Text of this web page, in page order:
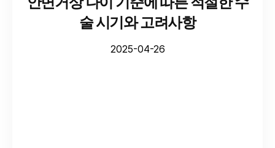
술 시기와 고려사항
2025-04-26